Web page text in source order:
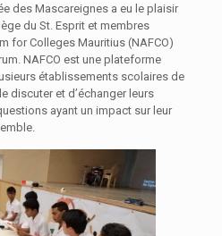
des Mascareignes a eu le plaisir
du St. Esprit et membres
for Colleges Mauritius (NAFCO)
NAFCO est une plateforme
établissements scolaires de
discuter et d’échanger leurs
ayant un impact sur leur